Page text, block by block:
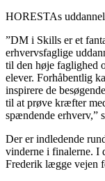
HORESTAs
”DM i Skills er et
erhvervsfaglige
til den høje faglighed
elever. Forhåbentlig
inspirere de
til at prøve kræfter
spændende erhverv,”
Der er indledende
vinderne i finalerne. I
Frederik lægge vejen